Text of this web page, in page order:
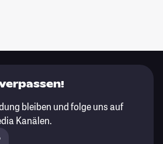
bleiben und folge uns auf
Kanälen.